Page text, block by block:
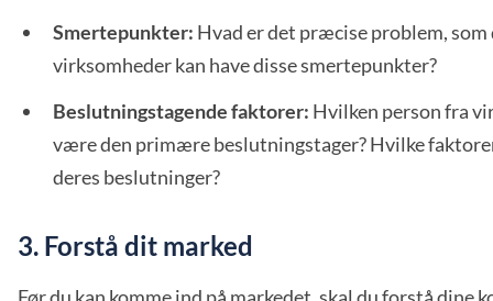
Smertepunkter: Hvad er det præcise problem, som
virksomheder kan have disse smertepunkter?
Beslutningstagende faktorer: Hvilken person fra
være den primære beslutningstager? Hvilke
deres beslutninger?
3. Forstå dit marked